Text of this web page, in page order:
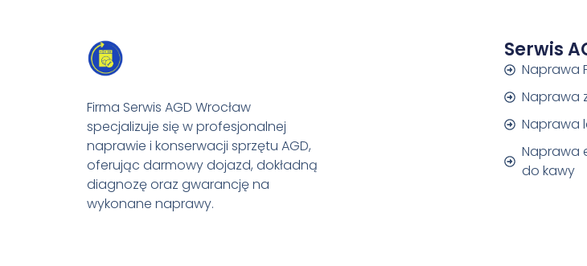
Firma Serwis AGD Wrocław
specjalizuje się w profesjonalnej
naprawie i konserwacji sprzętu AGD,
oferując darmowy dojazd, dokładną
diagnozę oraz gwarancję na
wykonane naprawy.
Serwis
Naprawa
Naprawa
Naprawa
Naprawa
do kawy